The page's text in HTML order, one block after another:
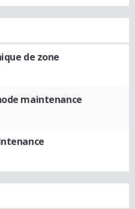
de zone
maintenance